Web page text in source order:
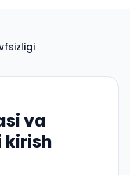
va
kirish